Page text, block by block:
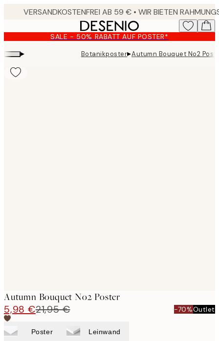
content.
SALE - 50% RABATT AUF POSTER*
▸ Botanikposter▸Autumn Bouquet No2
Autumn Bouquet No2 Poster
5,98 €21,95 € -70%Outlet
Poster Leinwand